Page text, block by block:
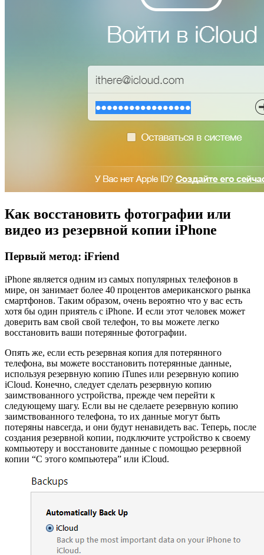
Как восстановить фотографии или
видео из резервной копии iPhone
Первый метод: iFriend
iPhone является одним из самых популярных телефонов в
мире, он занимает более 40 процентов американского рынка
смартфонов. Таким образом, очень вероятно что у вас есть
хотя бы один приятель с iPhone. И если этот человек может
доверить вам свой свой телефон, то вы можете легко
восстановить ваши потерянные фотографии.
Опять же, если есть резервная копия для потерянного
телефона, вы можете восстановить потерянные данные,
используя резервную копию iTunes или резервную копию
iCloud. Конечно, следует сделать резервную копию
заимствованного устройства, прежде чем перейти к
следующему шагу. Если вы не сделаете резервную копию
заимствованного телефона, то их данные могут быть
потеряны навсегда, и они будут ненавидеть вас. Теперь, после
создания резервной копии, подключите устройство к своему
компьютеру и восстановите данные с помощью резервной
копии “С этого компьютера” или iCloud.